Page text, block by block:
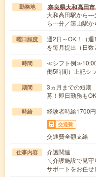
勤務地 奈良県大和高田市
大和高田駅から
ら---分／築山駅
曜日頻度
週2日～OK！（週
を毎月提出（日数
時間
≪シフト例
働5時間）上記シ
期間
3ヵ月までの短
募！即日勤務もOK
時給 経験者時給1700
交通費
交通費全額支給
仕事内容
介護関連
＼介護施設で見
サポートをお任